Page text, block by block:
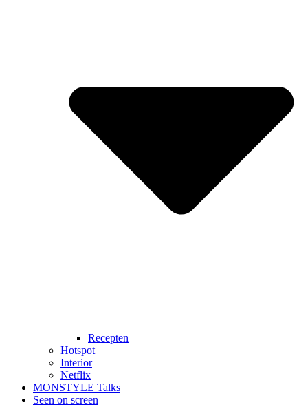
Recepten
Hotspot
Interior
Netflix
MONSTYLE Talks
Seen on screen